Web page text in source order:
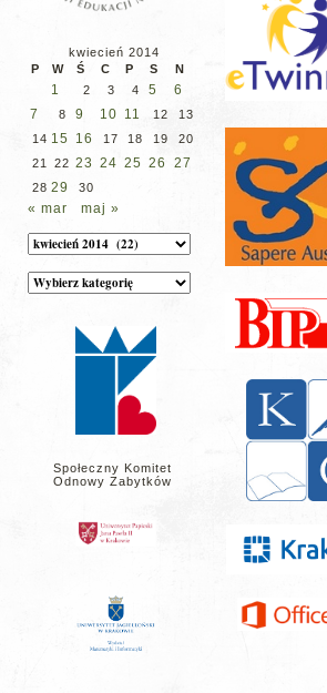
kwiecień 2014
P
W Ś C P S N
1 2 3 4 5
6
7
8 9 10 11 12
13
14 15 16 17 18 19
20
21
22 23 24 25 26 27
28 29 30
« mar maj »
Archiwum
Kategorie
wpisów
Społeczny Komitet
Odnowy Zabytków